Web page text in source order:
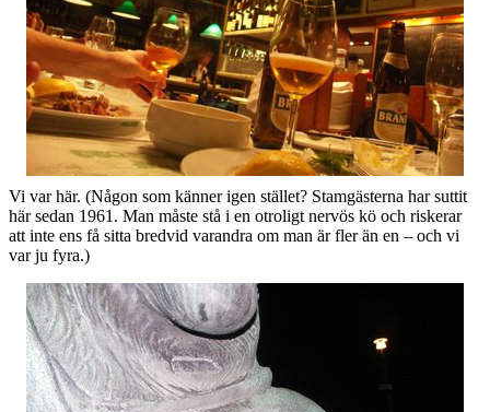
Vi var här. (Någon som känner igen stället? Stamgästerna har suttit
här sedan 1961. Man måste stå i en otroligt nervös kö och riskerar
att inte ens få sitta bredvid varandra om man är fler än en – och vi
var ju fyra.)